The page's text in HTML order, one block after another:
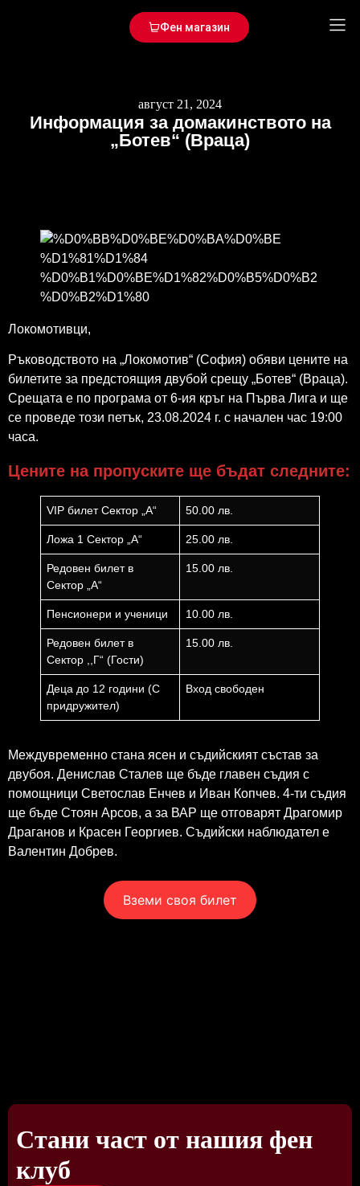
Фен магазин
август 21, 2024
Информация за домакинството на
„Ботев“ (Враца)
Локомотивци,
Ръководството на „Локомотив“ (София) обяви цените на
билетите за предстоящия двубой срещу „Ботев“ (Враца).
Срещата е по програма от 6-ия кръг на Първа Лига и ще
се проведе този петък, 23.08.2024 г. с начален час 19:00
часа.
Цените на пропуските ще бъдат следните:
VIP билет Сектор „А“ 50.00 лв.
Ложа 1 Сектор „А“ 25.00 лв.
Редовен билет в
Сектор „А“
15.00 лв.
Пенсионери и ученици 10.00 лв.
Редовен билет в
Сектор ,,Г“ (Гости)
15.00 лв.
Деца до 12 години (С
придружител)
Вход свободен
Междувременно стана ясен и съдийският състав за
двубоя. Денислав Сталев ще бъде главен съдия с
помощници Светослав Енчев и Иван Копчев. 4-ти съдия
ще бъде Стоян Арсов, а за ВАР ще отговарят Драгомир
Драганов и Красен Георгиев. Съдийски наблюдател е
Валентин Добрев.
Вземи своя билет
Стани част от нашия фен
клуб